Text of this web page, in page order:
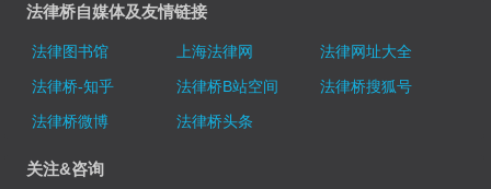
法律桥自媒体及友情链接
法律图书馆 上海法律网
法律网址大全
法律桥-知乎
法律桥B站空间
法律桥搜狐号
法律桥微博
法律桥头条
关注&咨询